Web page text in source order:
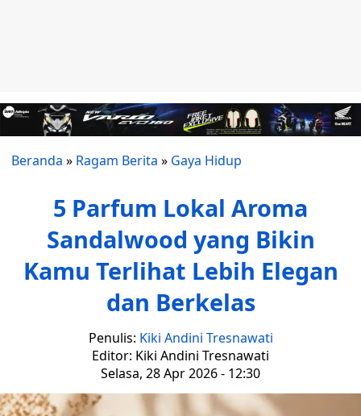
Beranda » Ragam Berita » Gaya Hidup
5 Parfum Lokal Aroma
Sandalwood yang Bikin
Kamu Terlihat Lebih Elegan
dan Berkelas
Penulis: Kiki Andini Tresnawati
Editor: Kiki Andini Tresnawati
Selasa, 28 Apr 2026 - 12:30